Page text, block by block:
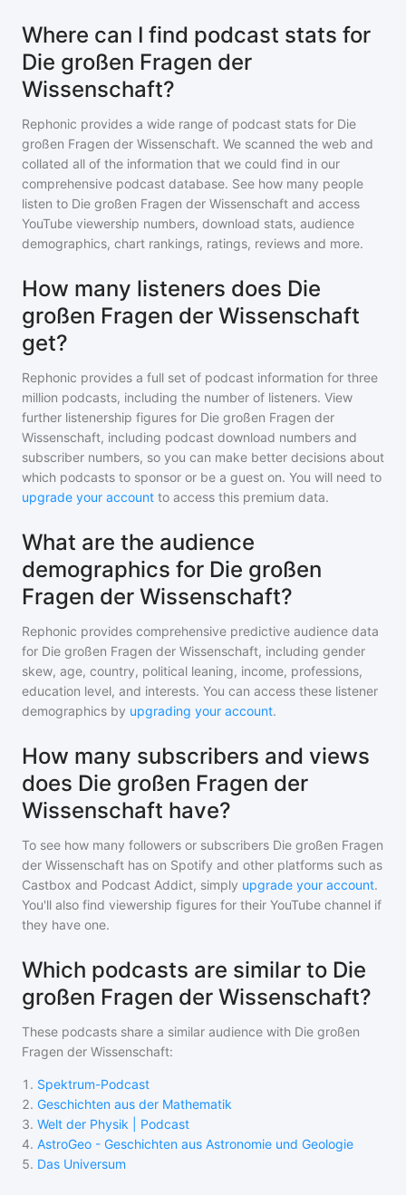
Where can I find podcast stats for
Die großen Fragen der
Wissenschaft?
Rephonic provides a wide range of podcast stats for Die
großen Fragen der Wissenschaft. We scanned the web and
collated all of the information that we could find in our
comprehensive podcast database. See how many people
listen to Die großen Fragen der Wissenschaft and access
YouTube viewership numbers, download stats, audience
demographics, chart rankings, ratings, reviews and more.
How many listeners does Die
großen Fragen der Wissenschaft
get?
Rephonic provides a full set of podcast information for three
million podcasts, including the number of listeners. View
further listenership figures for Die großen Fragen der
Wissenschaft, including podcast download numbers and
subscriber numbers, so you can make better decisions about
which podcasts to sponsor or be a guest on. You will need to
upgrade your account to access this premium data.
What are the audience
demographics for Die großen
Fragen der Wissenschaft?
Rephonic provides comprehensive predictive audience data
for Die großen Fragen der Wissenschaft, including gender
skew, age, country, political leaning, income, professions,
education level, and interests. You can access these listener
demographics by upgrading your account.
How many subscribers and views
does Die großen Fragen der
Wissenschaft have?
To see how many followers or subscribers Die großen Fragen
der Wissenschaft has on Spotify and other platforms such as
Castbox and Podcast Addict, simply upgrade your account.
You'll also find viewership figures for their YouTube channel if
they have one.
Which podcasts are similar to Die
großen Fragen der Wissenschaft?
These podcasts share a similar audience with Die großen
Fragen der Wissenschaft:
1 . Spektrum-Podcast
2. Geschichten aus der Mathematik
3. Welt der Physik | Podcast
4. AstroGeo - Geschichten aus Astronomie und Geologie
5. Das Universum